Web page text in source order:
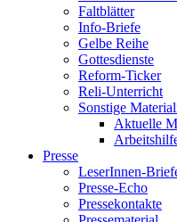
Faltblätter
Info-Briefe
Gelbe Reihe
Gottesdienste
Reform-Ticker
Reli-Unterricht
Sonstige
Aktuelle
Presse
LeserInnen-
Presse-Echo
Pressekontakte